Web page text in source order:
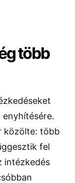
több
enyhítésére.
közölte: több
fel
intézkedés